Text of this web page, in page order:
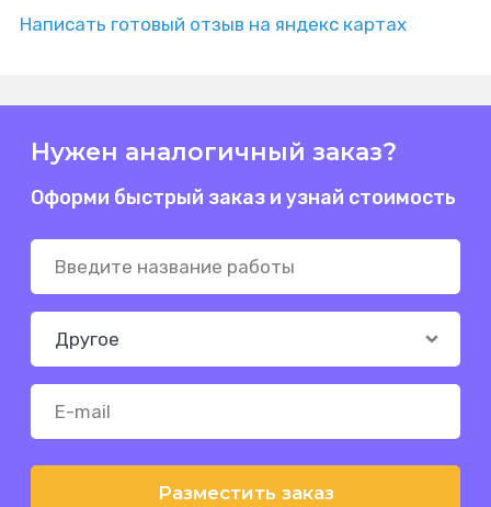
Написать готовый отзыв на яндекс картах
Нужен аналогичный заказ?
Оформи быстрый заказ и узнай стоимость
Разместить заказ